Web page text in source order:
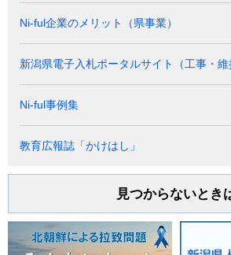
Ni-ful企業のメリット（県事業）
新潟県電子入札ポータルサイト（工事・維
Ni-ful事例集
教育広報誌「かけはし」
見つからないとき